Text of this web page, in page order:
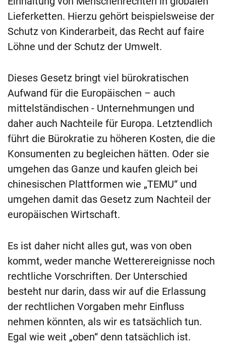
Lieferketten. Hierzu gehört beispielsweise der
Schutz von Kinderarbeit, das Recht auf faire
Löhne und der Schutz der Umwelt.
Dieses Gesetz bringt viel bürokratischen
Aufwand für die Europäischen – auch
mittelständischen - Unternehmungen und
daher auch Nachteile für Europa. Letztendlich
führt die Bürokratie zu höheren Kosten, die die
Konsumenten zu begleichen hätten. Oder sie
umgehen das Ganze und kaufen gleich bei
chinesischen Plattformen wie „TEMU“ und
umgehen damit das Gesetz zum Nachteil der
europäischen Wirtschaft.
Es ist daher nicht alles gut, was von oben
kommt, weder manche Wetterereignisse noch
rechtliche Vorschriften. Der Unterschied
besteht nur darin, dass wir auf die Erlassung
der rechtlichen Vorgaben mehr Einfluss
nehmen könnten, als wir es tatsächlich tun.
Egal wie weit „oben“ denn tatsächlich ist.